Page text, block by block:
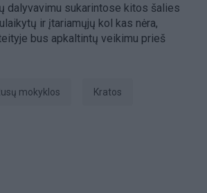
dalyvavimu sukarintose kitos šalies
ir įtariamųjų kol kas nėra,
bus apkaltintų veikimu prieš
rusų mokyklos kratos